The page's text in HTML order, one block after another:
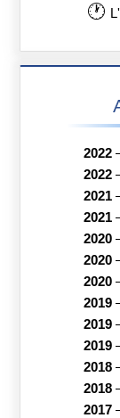
🕐
2022
2022
2021
2021
2020
2020
2020
2019
2019
2019
2018
2018
2017